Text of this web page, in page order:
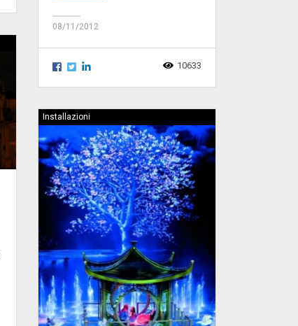
08/11/2012
10633
Installazioni